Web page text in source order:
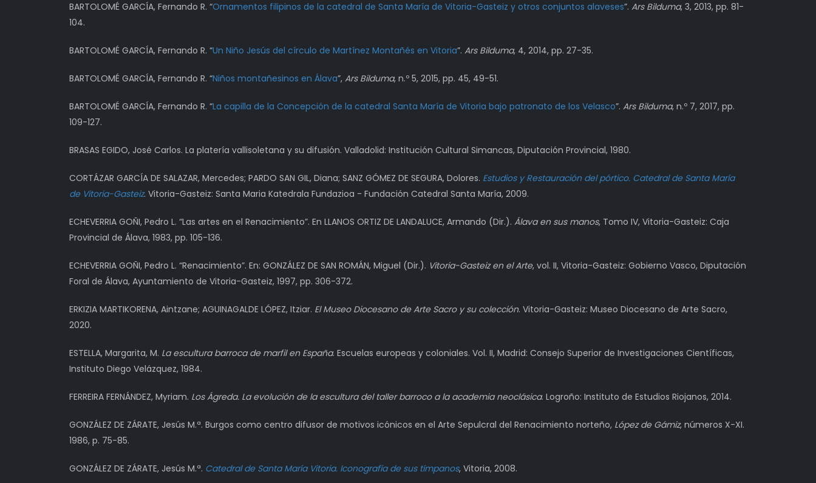
BARTOLOMÉ GARCÍA, Fernando R. “Ornamentos filipinos de la catedral de Santa María de Vitoria-Gasteiz y otros conjuntos alaveses”. Ars Bilduma, 3, 2013, pp. 81-
104.
BARTOLOMÉ GARCÍA, Fernando R. “Un Niño Jesús del círculo de Martínez Montañés en Vitoria”. Ars Bilduma, 4, 2014, pp. 27-35.
BARTOLOMÉ GARCÍA, Fernando R. “Niños montañesinos en Álava”, Ars Bilduma, n.º 5, 2015, pp. 45, 49-51.
BARTOLOMÉ GARCÍA, Fernando R. “La capilla de la Concepción de la catedral Santa María de Vitoria bajo patronato de los Velasco”. Ars Bilduma, n.º 7, 2017, pp.
109-127.
BRASAS EGIDO, José Carlos. La platería vallisoletana y su difusión. Valladolid: Institución Cultural Simancas, Diputación Provincial, 1980.
CORTÁZAR GARCÍA DE SALAZAR, Mercedes; PARDO SAN GIL, Diana; SANZ GÓMEZ DE SEGURA, Dolores. Estudios y Restauración del pórtico. Catedral de Santa María
de Vitoria-Gasteiz. Vitoria-Gasteiz: Santa Maria Katedrala Fundazioa - Fundación Catedral Santa María, 2009.
ECHEVERRIA GOÑI, Pedro L. “Las artes en el Renacimiento”. En LLANOS ORTIZ DE LANDALUCE, Armando (Dir.). Álava en sus manos, Tomo IV, Vitoria-Gasteiz: Caja
Provincial de Álava, 1983, pp. 105-136.
ECHEVERRIA GOÑI, Pedro L. “Renacimiento”. En: GONZÁLEZ DE SAN ROMÁN, Miguel (Dir.). Vitoria-Gasteiz en el Arte, vol. II, Vitoria-Gasteiz: Gobierno Vasco, Diputación
Foral de Álava, Ayuntamiento de Vitoria-Gasteiz, 1997, pp. 306-372.
ERKIZIA MARTIKORENA, Aintzane; AGUINAGALDE LÓPEZ, Itziar. El Museo Diocesano de Arte Sacro y su colección. Vitoria-Gasteiz: Museo Diocesano de Arte Sacro,
2020.
ESTELLA, Margarita, M. La escultura barroca de marfil en España. Escuelas europeas y coloniales. Vol. II, Madrid: Consejo Superior de Investigaciones Científicas,
Instituto Diego Velázquez, 1984.
FERREIRA FERNÁNDEZ, Myriam. Los Ágreda. La evolución de la escultura del taller barroco a la academia neoclásica. Logroño: Instituto de Estudios Riojanos, 2014.
GONZÁLEZ DE ZÁRATE, Jesús M.ª. Burgos como centro difusor de motivos icónicos en el Arte Sepulcral del Renacimiento norteño, López de Gámiz, números X-XI.
1986, p. 75-85.
GONZÁLEZ DE ZÁRATE, Jesús M.ª. Catedral de Santa María Vitoria. Iconografía de sus tímpanos, Vitoria, 2008.